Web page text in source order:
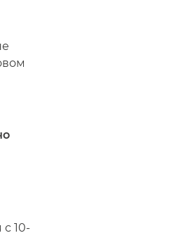
10-